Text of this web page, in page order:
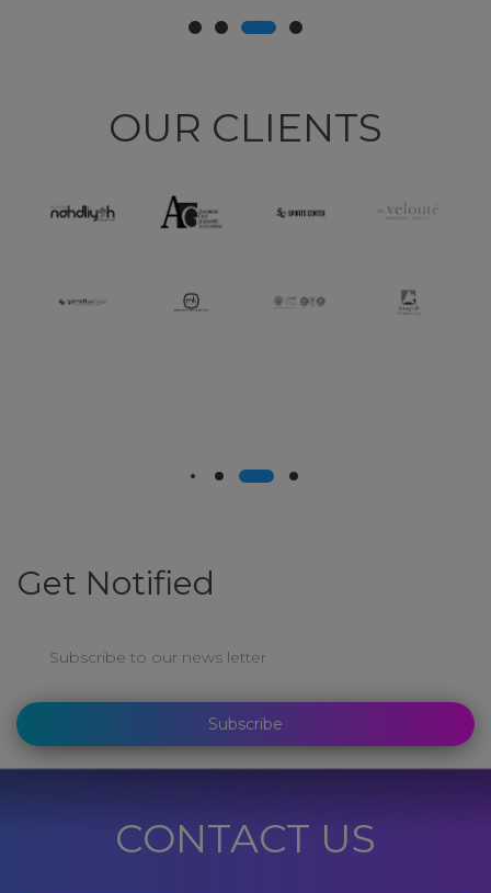
OUR CLIENTS
Get Notified
Subscribe to our news letter
Subscribe
CONTACT US